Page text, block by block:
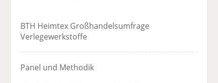
BTH Heimtex Großhandelsumfrage
Verlegewerkstoffe
Panel und Methodik